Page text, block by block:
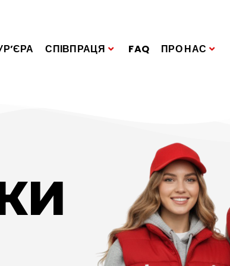
СПІВПРАЦЯ FAQ ПРО НАС